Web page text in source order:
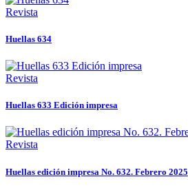
Revista
Huellas 634
Revista
Huellas 633 Edición impresa
Revista
Huellas edición impresa No. 632. Febrero 2025